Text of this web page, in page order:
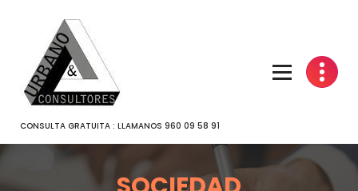
CONTENIDO
CONSULTA GRATUITA : LLAMANOS 960 09 58 91